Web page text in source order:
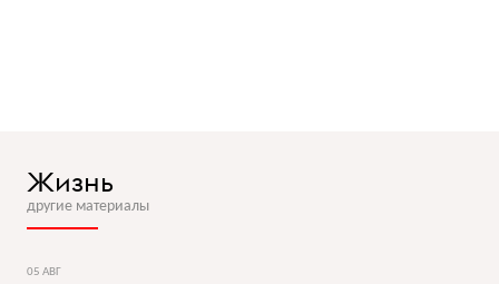
Жизнь
другие материалы
05 АВГ